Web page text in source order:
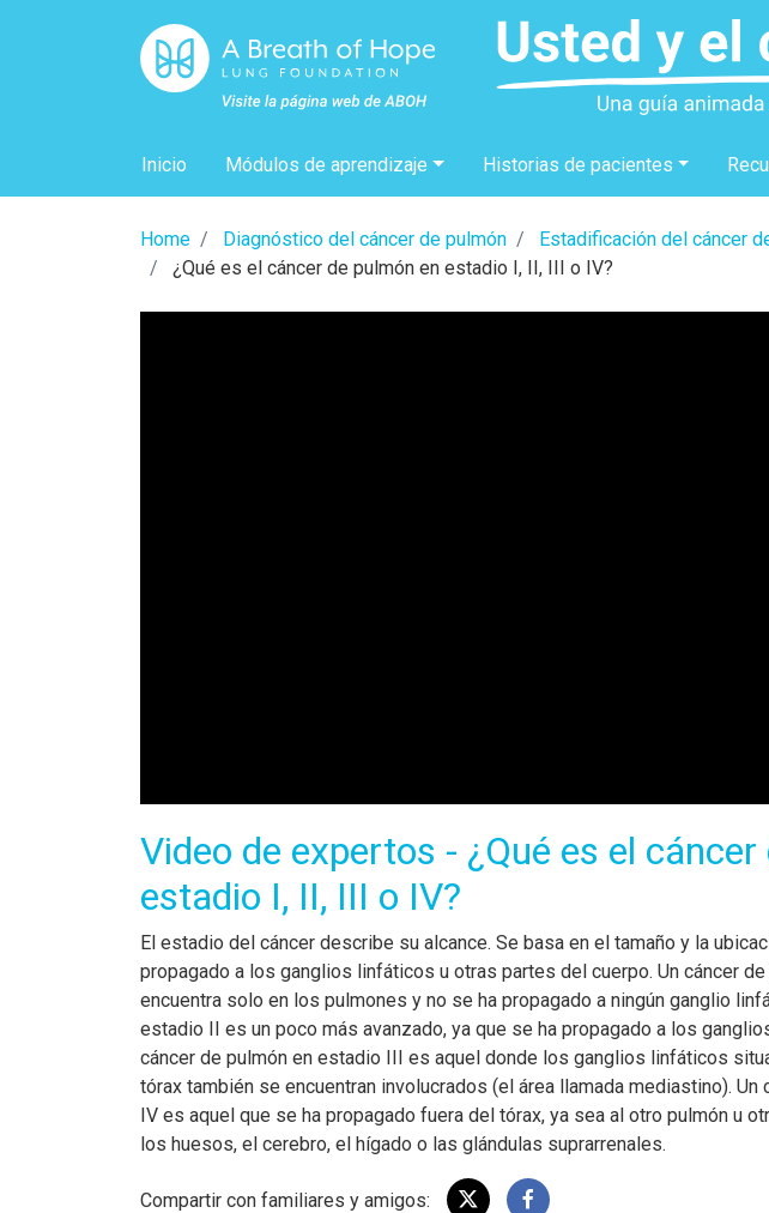
Inicio Módulos de aprendizaje Historias de pacientes
Home Diagnóstico del cáncer de pulmón
Estadificación del cáncer
¿Qué es el cáncer de pulmón en estadio I, II, III o IV?
Video de expertos - ¿Qué es el
estadio I, II, III o IV?
El estadio del cáncer describe su alcance. Se basa en el tamaño y la
propagado a los ganglios linfáticos u otras partes del cuerpo. Un cáncer
encuentra solo en los pulmones y no se ha propagado a ningún ganglio
estadio II es un poco más avanzado, ya que se ha propagado a los
cáncer de pulmón en estadio III es aquel donde los ganglios linfáticos
tórax también se encuentran involucrados (el área llamada mediastino). Un
IV es aquel que se ha propagado fuera del tórax, ya sea al otro pulmón u
los huesos, el cerebro, el hígado o las glándulas suprarrenales.
Compartir con familiares y amigos: